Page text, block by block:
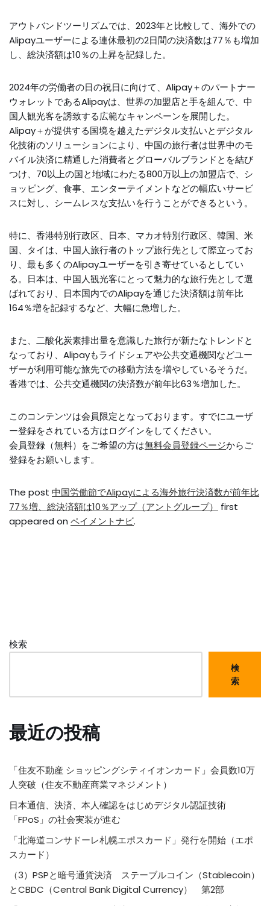
アウトバンドツーリズムでは、2023年と比較して、海外での
Alipayユーザーによる連休最初の2日間の決済数は77％も増加
し、総決済額は10％の上昇を記録した。
2024年の労働者の日の祝日に向けて、Alipay＋のパートナー
ウォレットであるAlipayは、世界の加盟店と手を組んで、中
国人観光客を誘致する広範なキャンペーンを展開した。
Alipay＋が提供する国境を越えたデジタル支払いとデジタル
化技術のソリューションにより、中国の旅行者は世界中のモ
バイル決済に精通した消費者とグローバルブランドとを結び
つけ、70以上の国と地域にわたる800万以上の加盟店で、シ
ョッピング、食事、エンターテイメントなどの幅広いサービ
スに対し、シームレスな支払いを行うことができるという。
特に、香港特別行政区、日本、マカオ特別行政区、韓国、米
国、タイは、中国人旅行者のトップ旅行先として際立ってお
り、最も多くのAlipayユーザーを引き寄せているとしてい
る。日本は、中国人観光客にとって魅力的な旅行先として選
ばれており、日本国内でのAlipayを通じた決済額は前年比
164％増を記録するなど、大幅に急増した。
また、二酸化炭素排出量を意識した旅行が新たなトレンドと
なっており、Alipayもライドシェアや公共交通機関などユー
ザーが利用可能な旅先での移動方法を増やしているそうだ。
香港では、公共交通機関の決済数が前年比63％増加した。
このコンテンツは会員限定となっております。すでにユーザ
ー登録をされている方はログインをしてください。
会員登録（無料）をご希望の方は無料会員登録ページからご
登録をお願いします。
The post 中国労働節でAlipayによる海外旅行決済数が前年比
77％増、総決済額は10％アップ（アントグループ）
first
appeared on ペイメントナビ.
検索
検
索
最近の投稿
「住友不動産 ショッピングシティイオンカード」会員数10万
人突破（住友不動産商業マネジメント）
日本通信、決済、本人確認をはじめデジタル認証技術
「FPoS」の社会実装が進む
「北海道コンサドーレ札幌エポスカード」発行を開始（エポ
スカード）
（3）PSPと暗号通貨決済 ステーブルコイン（Stablecoin）
とCBDC（Central Bank Digital Currency） 第2部